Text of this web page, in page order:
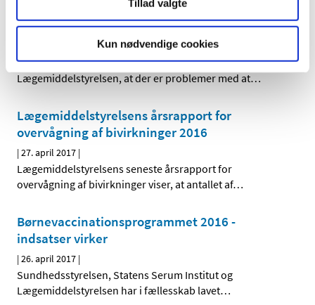
Tillad valgte
Kun nødvendige cookies
Forsyningsvanskeligheder på Antabus 400 mg
brusetabletter
Virksomheden Actavis A/S har meddelt
Lægemiddelstyrelsen, at der er problemer med at…
Lægemiddelstyrelsens årsrapport for
overvågning af bivirkninger 2016
|27. april 2017 |
Lægemiddelstyrelsens seneste årsrapport for
overvågning af bivirkninger viser, at antallet af…
Børnevaccinationsprogram­met 2016 -
indsatser virker
|26. april 2017 |
Sundhedsstyrelsen, Statens Serum Institut og
Lægemiddelstyrelsen har i fællesskab lavet…